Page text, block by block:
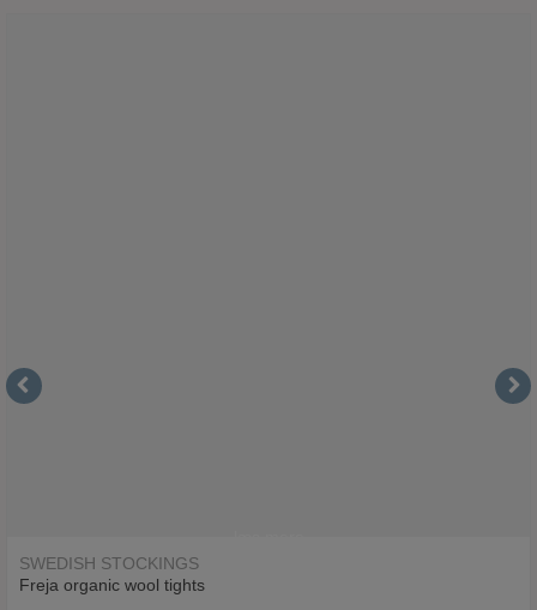
SWEDISH STOCKINGS
Freja organic wool tights